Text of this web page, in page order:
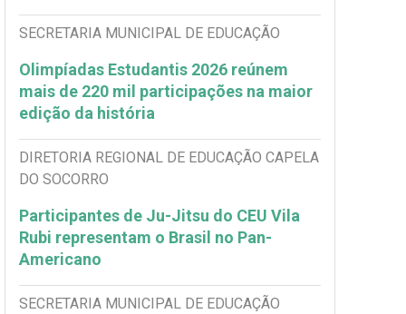
SECRETARIA MUNICIPAL DE EDUCAÇÃO
Olimpíadas Estudantis 2026 reúnem
mais de 220 mil participações na maior
edição da história
DIRETORIA REGIONAL DE EDUCAÇÃO CAPELA
DO SOCORRO
Participantes de Ju-Jitsu do CEU Vila
Rubi representam o Brasil no Pan-
Americano
SECRETARIA MUNICIPAL DE EDUCAÇÃO